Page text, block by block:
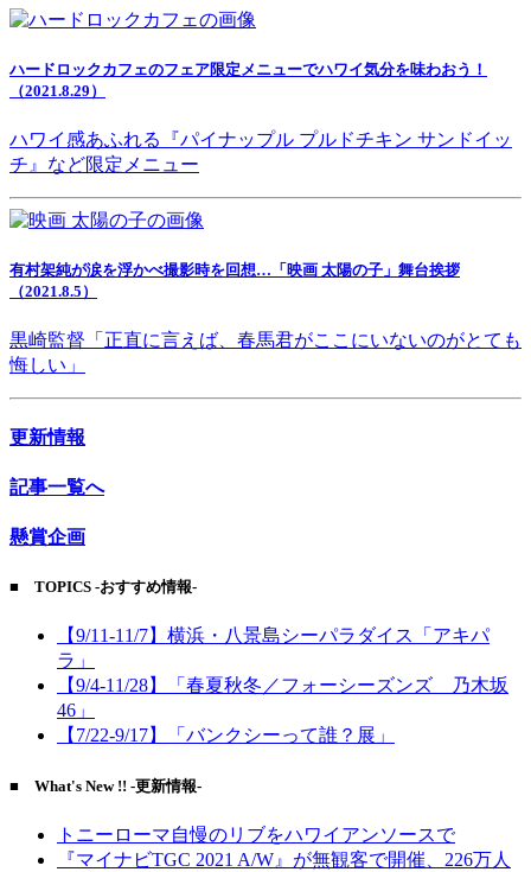
ハードロックカフェのフェア限定メニューでハワイ気分を味わおう！
（2021.8.29）
ハワイ感あふれる『パイナップル プルドチキン サンドイッ
チ』など限定メニュー
有村架純が涙を浮かべ撮影時を回想…「映画 太陽の子」舞台挨拶
（2021.8.5）
黒崎監督「正直に言えば、春馬君がここにいないのがとても
悔しい」
更新情報
記事一覧へ
懸賞企画
■ TOPICS -おすすめ情報-
【9/11-11/7】横浜・八景島シーパラダイス「アキパ
ラ」
【9/4-11/28】「春夏秋冬／フォーシーズンズ 乃木坂
46」
【7/22-9/17】「バンクシーって誰？展」
■ What's New !! -更新情報-
トニーローマ自慢のリブをハワイアンソースで
『マイナビTGC 2021 A/W』が無観客で開催、226万人